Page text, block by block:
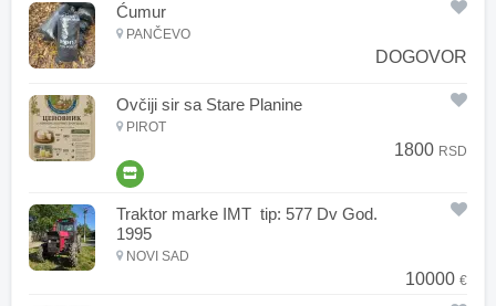
Ćumur
PANČEVO
DOGOVOR
Ovčiji sir sa Stare Planine
PIROT
1800 RSD
Traktor marke IMT tip: 577 Dv God.
1995
NOVI SAD
10000 €